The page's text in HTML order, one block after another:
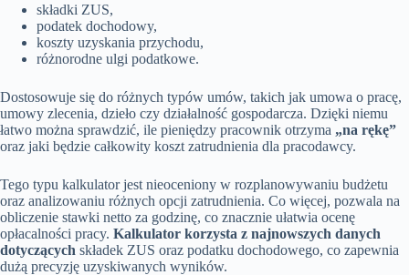
składki ZUS,
podatek dochodowy,
koszty uzyskania przychodu,
różnorodne ulgi podatkowe.
Dostosowuje się do różnych typów umów, takich jak umowa o pracę,
umowy zlecenia, dzieło czy działalność gospodarcza. Dzięki niemu
łatwo można sprawdzić, ile pieniędzy pracownik otrzyma „na rękę”
oraz jaki będzie całkowity koszt zatrudnienia dla pracodawcy.
Tego typu kalkulator jest nieoceniony w rozplanowywaniu budżetu
oraz analizowaniu różnych opcji zatrudnienia. Co więcej, pozwala na
obliczenie stawki netto za godzinę, co znacznie ułatwia ocenę
opłacalności pracy. Kalkulator korzysta z najnowszych danych
dotyczących składek ZUS oraz podatku dochodowego, co zapewnia
dużą precyzję uzyskiwanych wyników.